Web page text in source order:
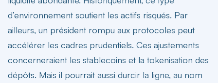
d’environnement soutient les actifs risqués. Par
ailleurs, un président rompu aux protocoles peut
accélérer les cadres prudentiels. Ces ajustements
concerneraient les stablecoins et la tokenisation des
dépôts. Mais il pourrait aussi durcir la ligne, au nom